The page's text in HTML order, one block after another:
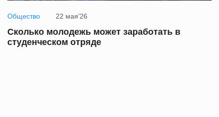
Общество 22 мая'26
Сколько молодежь может заработать в
студенческом отряде